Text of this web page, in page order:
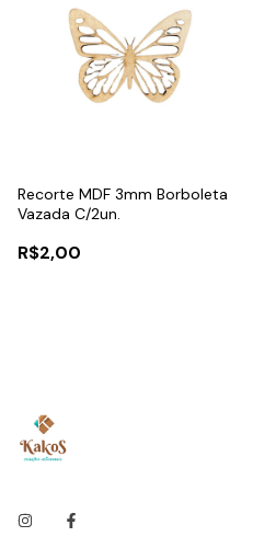
Recorte MDF 3mm Borboleta
Vazada C/2un.
R$2,00